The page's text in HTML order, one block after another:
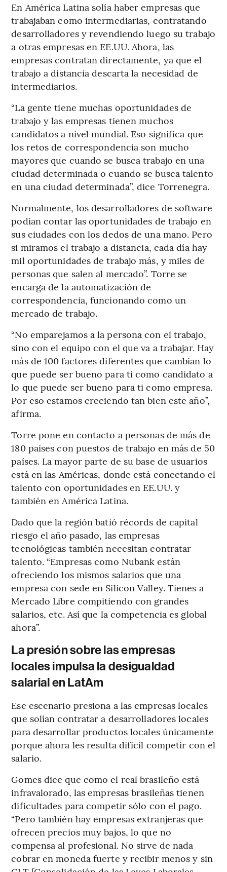
En América Latina solía haber empresas que
trabajaban como intermediarias, contratando
desarrolladores y revendiendo luego su trabajo
a otras empresas en EE.UU. Ahora, las
empresas contratan directamente, ya que el
trabajo a distancia descarta la necesidad de
intermediarios.
“La gente tiene muchas oportunidades de
trabajo y las empresas tienen muchos
candidatos a nivel mundial. Eso significa que
los retos de correspondencia son mucho
mayores que cuando se busca trabajo en una
ciudad determinada o cuando se busca talento
en una ciudad determinada”, dice Torrenegra.
Normalmente, los desarrolladores de software
podían contar las oportunidades de trabajo en
sus ciudades con los dedos de una mano. Pero
si miramos el trabajo a distancia, cada día hay
mil oportunidades de trabajo más, y miles de
personas que salen al mercado”. Torre se
encarga de la automatización de
correspondencia, funcionando como un
mercado de trabajo.
“No emparejamos a la persona con el trabajo,
sino con el equipo con el que va a trabajar. Hay
más de 100 factores diferentes que cambian lo
que puede ser bueno para ti como candidato a
lo que puede ser bueno para ti como empresa.
Por eso estamos creciendo tan bien este año”,
afirma.
Torre pone en contacto a personas de más de
180 países con puestos de trabajo en más de 50
países. La mayor parte de su base de usuarios
está en las Américas, donde está conectando el
talento con oportunidades en EE.UU. y
también en América Latina.
Dado que la región batió récords de capital
riesgo el año pasado, las empresas
tecnológicas también necesitan contratar
talento. “Empresas como Nubank están
ofreciendo los mismos salarios que una
empresa con sede en Silicon Valley. Tienes a
Mercado Libre compitiendo con grandes
salarios, etc. Así que la competencia es global
ahora”.
La presión sobre las empresas
locales impulsa la desigualdad
salarial en LatAm
Ese escenario presiona a las empresas locales
que solían contratar a desarrolladores locales
para desarrollar productos locales únicamente
porque ahora les resulta difícil competir con el
salario.
Gomes dice que como el real brasileño está
infravalorado, las empresas brasileñas tienen
dificultades para competir sólo con el pago.
“Pero también hay empresas extranjeras que
ofrecen precios muy bajos, lo que no
compensa al profesional. No sirve de nada
cobrar en moneda fuerte y recibir menos y sin